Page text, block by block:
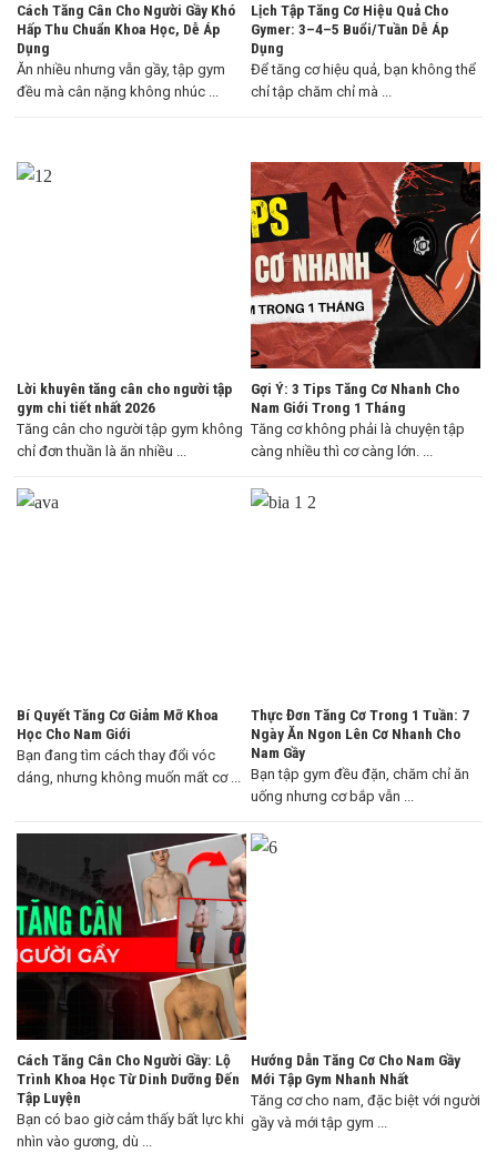
Cách Tăng Cân Cho Người Gầy Khó
Hấp Thu Chuẩn Khoa Học, Dễ Áp
Dụng
Ăn nhiều nhưng vẫn gầy, tập gym
đều mà cân nặng không nhúc ...
Lịch Tập Tăng Cơ Hiệu Quả Cho
Gymer: 3–4–5 Buổi/Tuần Dễ Áp
Dụng
Để tăng cơ hiệu quả, bạn không thể
chỉ tập chăm chỉ mà ...
Lời khuyên tăng cân cho người tập
gym chi tiết nhất 2026
Tăng cân cho người tập gym không
chỉ đơn thuần là ăn nhiều ...
Gợi Ý: 3 Tips Tăng Cơ Nhanh Cho
Nam Giới Trong 1 Tháng
Tăng cơ không phải là chuyện tập
càng nhiều thì cơ càng lớn. ...
Bí Quyết Tăng Cơ Giảm Mỡ Khoa
Học Cho Nam Giới
Bạn đang tìm cách thay đổi vóc
dáng, nhưng không muốn mất cơ ...
Thực Đơn Tăng Cơ Trong 1 Tuần: 7
Ngày Ăn Ngon Lên Cơ Nhanh Cho
Nam Gầy
Bạn tập gym đều đặn, chăm chỉ ăn
uống nhưng cơ bắp vẫn ...
Cách Tăng Cân Cho Người Gầy: Lộ
Trình Khoa Học Từ Dinh Dưỡng Đến
Tập Luyện
Bạn có bao giờ cảm thấy bất lực khi
nhìn vào gương, dù ...
Hướng Dẫn Tăng Cơ Cho Nam Gầy
Mới Tập Gym Nhanh Nhất
Tăng cơ cho nam, đặc biệt với người
gầy và mới tập gym ...